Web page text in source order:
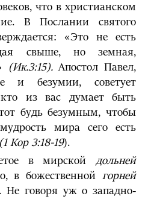
что в христианском
В Послании святого
«Это не есть
свыше, но земная,
(Ик.3:15).Апостол Павел,
и безумии, советует
из вас думает быть
будь безумным, чтобы
мира сего есть
(1 Кор 3:18-19).
в мирской дольней
в божественной горней
Не говоря уж о западно-